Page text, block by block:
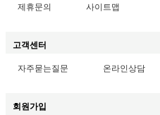
제휴문의
사이트맵
고객센터
자주묻는질문 온라인상담
회원가입